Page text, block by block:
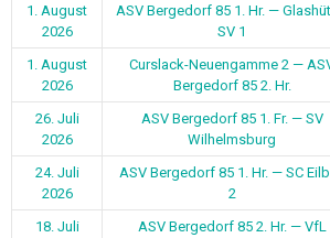
1. August
2026
ASV Bergedorf 85 1. Hr. —
SV 1
1. August
2026
Curslack-Neuengamme 2 —
Bergedorf 85 2. Hr.
26. Juli
2026
ASV Bergedorf 85 1. Fr. — SV
Wilhelmsburg
24. Juli
2026
ASV Bergedorf 85 1. Hr. — SC
2
18. Juli
ASV Bergedorf 85 2. Hr. — VfL